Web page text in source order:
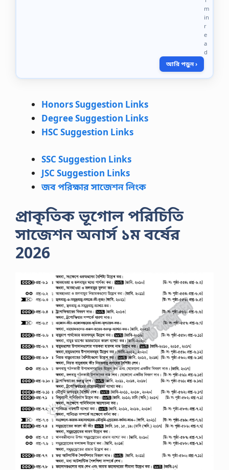
চ
নে
র
প
র
দে
শ
বা
সী
m
in
r
e
a
d
আরি পড়ুন ›
Honors Suggestion Links
Degree Suggestion Links
HSC Suggestion Links
SSC Suggestion Links
JSC Suggestion Links
জব পরিক্ষার সাজেশন লিংক
প্রাকৃতিক ভূগোল পরিচিতি
সাজেশন অনার্স ১ম বর্ষের
2026